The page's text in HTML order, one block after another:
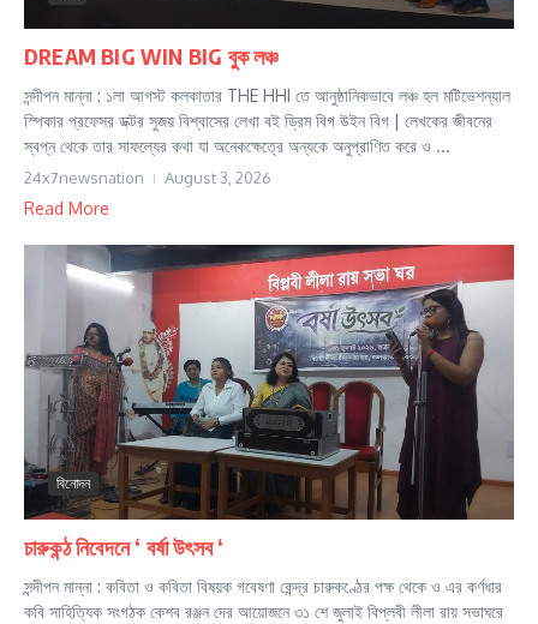
DREAM BIG WIN BIG বুক লঞ্চ
সন্দীপন মান্না : ১লা আগস্ট কলকাতার THE HHI তে আনুষ্ঠানিকভাবে লঞ্চ হল মটিভেশন্যাল
স্পিকার প্রফেসর ডক্টর সুজয় বিশ্বাসের লেখা বই ড্রিম বিগ উইন বিগ | লেখকের জীবনের
স্বপ্ন থেকে তার সাফল্যের কথা যা অনেকক্ষেত্রে অন্যকে অনুপ্রাণিত করে ও ...
24x7newsnation August 3, 2026
Read More
বিনোদন
চারুকন্ঠ নিবেদনে ‘ বর্ষা উৎসব ‘
সন্দীপন মান্না : কবিতা ও কবিতা বিষয়ক গবেষণা কেন্দ্র চারুকণ্ঠের পক্ষ থেকে ও এর কর্ণধার
কবি সাহিত্যিক সংগঠক কেশব রঞ্জন দের আয়োজনে ৩১ শে জুলাই বিপ্লবী লীলা রায় সভাঘরে